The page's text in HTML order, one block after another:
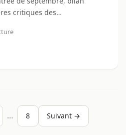
critiques des…
d'édition : semaine du 4 au 10 août
… 8 Suivant →